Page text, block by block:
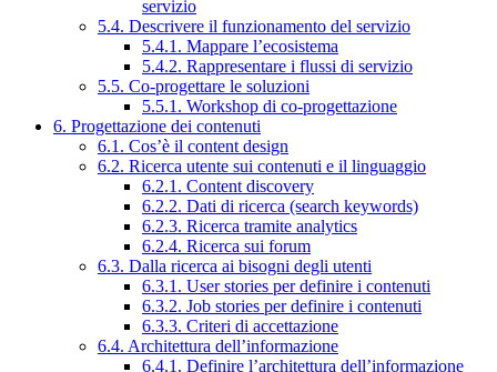
servizio
5.4. Descrivere il funzionamento del servizio
5.4.1. Mappare l’ecosistema
5.4.2. Rappresentare i flussi di servizio
5.5. Co-progettare le soluzioni
5.5.1. Workshop di co-progettazione
6. Progettazione dei contenuti
6.1. Cos’è il content design
6.2. Ricerca utente sui contenuti e il linguaggio
6.2.1. Content discovery
6.2.2. Dati di ricerca (search keywords)
6.2.3. Ricerca tramite analytics
6.2.4. Ricerca sui forum
6.3. Dalla ricerca ai bisogni degli utenti
6.3.1. User stories per definire i contenuti
6.3.2. Job stories per definire i contenuti
6.3.3. Criteri di accettazione
6.4. Architettura dell’informazione
6.4.1. Definire l’architettura dell’informazione